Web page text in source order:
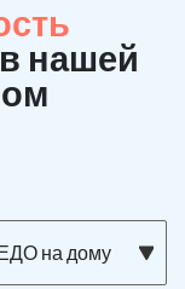
в нашей
на дому